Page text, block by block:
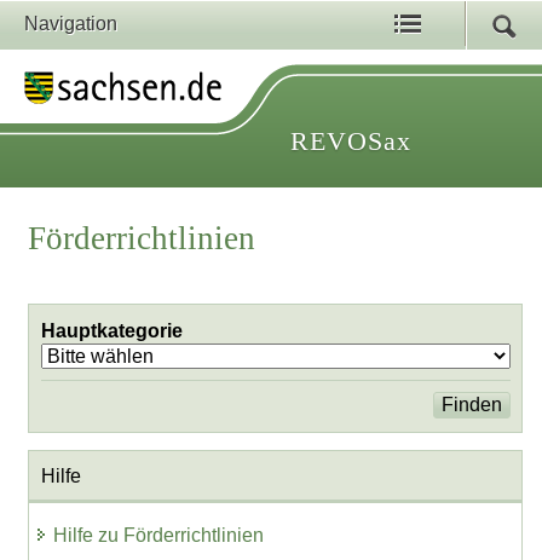
Navigation
REVOSax
Förderrichtlinien
Hauptkategorie
Hilfe
Hilfe zu Förderrichtlinien